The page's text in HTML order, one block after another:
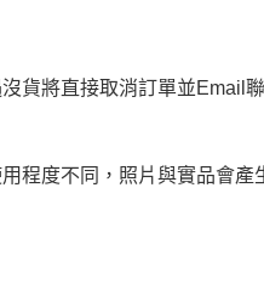
貨將直接取消訂單並Email
程度不同，照片與實品會產